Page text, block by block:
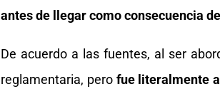
antes de llegar como consecuencia
De acuerdo a las fuentes, al ser
reglamentaria, pero fue literalmente